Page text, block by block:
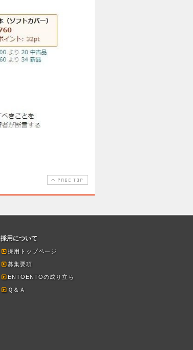
PAGE TOP
採用について
採用トップページ
募集要項
ENTOENTOの成り立ち
Ｑ＆Ａ